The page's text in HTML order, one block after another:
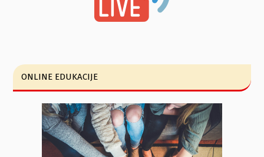
ONLINE EDUKACIJE